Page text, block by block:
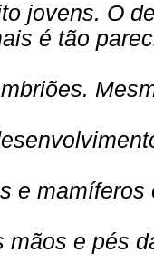
jovens. O
é tão
e
mãos e pés